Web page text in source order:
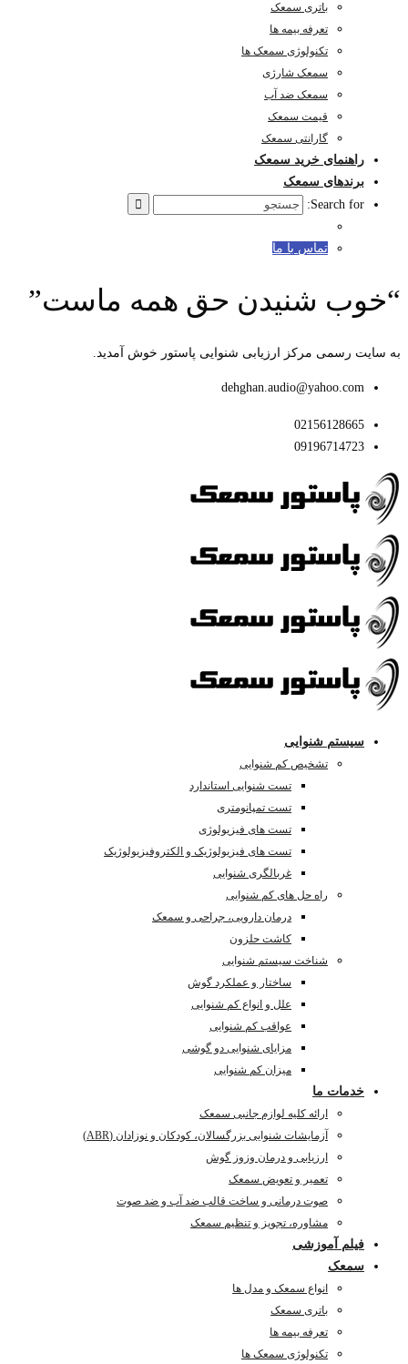
باتری سمعک
تعرفه بیمه ها
تکنولوژی سمعک ها
سمعک شارژی
سمعک ضد آب
قیمت سمعک
گارانتی سمعک
راهنمای خرید سمعک
برندهای سمعک
Search for:
تماس با ما
“خوب شنیدن حق همه ماست”
به سایت رسمی مرکز ارزیابی شنوایی پاستور خوش آمدید.
dehghan.audio@yahoo.com
02156128665
09196714723
سیستم شنوایی
تشخیص کم شنوایی
تست شنوایی استاندارد
تست تمپانومتری
تست های فیزیولوژی
تست های فیزیولوژیک و الکتروفیزیولوژیک
غربالگری شنوایی
راه حل های کم شنوایی
درمان دارویی، جراحی و سمعک
کاشت حلزون
شناخت سیستم شنوایی
ساختار و عملکرد گوش
علل و انواع کم شنوایی
عواقب کم شنوایی
مزایای شنوایی دو گوشی
میزان کم شنوایی
خدمات ما
ارائه کلیه لوازم جانبی سمعک
آزمایشات شنوایی بزرگسالان، کودکان و نوزادان (ABR)
ارزیابی و درمان وزوز گوش
تعمیر و تعویض سمعک
صوت درمانی و ساخت قالب ضد آب و ضد صوت
مشاوره، تجویز و تنظیم سمعک
فیلم آموزشی
سمعک
انواع سمعک و مدل ها
باتری سمعک
تعرفه بیمه ها
تکنولوژی سمعک ها